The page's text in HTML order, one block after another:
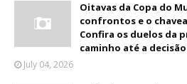
Oitavas da Copa do
confrontos e o
Confira os duelos da
caminho até a decisão
July 04, 2026